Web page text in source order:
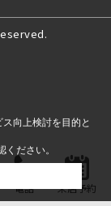
電話 来店予約
向上検討を目的と
ください。